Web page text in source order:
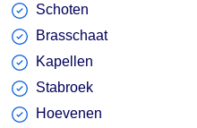
Schoten
Brasschaat
Kapellen
Stabroek
Hoevenen